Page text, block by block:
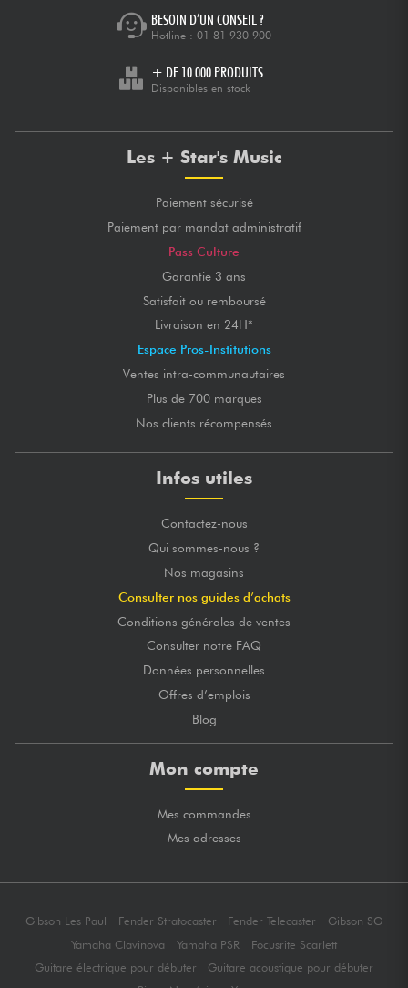
BESOIN D’UN CONSEIL ?
Hotline : 01 81 930 900
+ DE 10 000 PRODUITS
Disponibles en stock
Les + Star's Music
Paiement sécurisé
Paiement par mandat administratif
Pass Culture
Garantie 3 ans
Satisfait ou remboursé
Livraison en 24H*
Espace Pros-Institutions
Ventes intra-communautaires
Plus de 700 marques
Nos clients récompensés
Infos utiles
Contactez-nous
Qui sommes-nous ?
Nos magasins
Consulter nos guides d’achats
Conditions générales de ventes
Consulter notre FAQ
Données personnelles
Offres d’emplois
Blog
Mon compte
Mes commandes
Mes adresses
Gibson Les Paul Fender Stratocaster Fender Telecaster
Gibson SG
Yamaha Clavinova
Yamaha PSR
Focusrite Scarlett
Guitare électrique pour débuter
Guitare acoustique pour débuter